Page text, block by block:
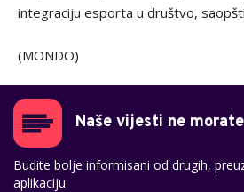
integraciju esporta u društvo,
(MONDO)
Naše vijesti ne
Budite bolje informisani od drugih,
aplikaciju